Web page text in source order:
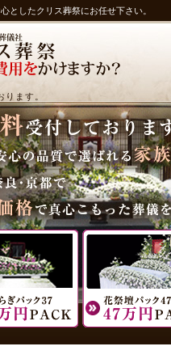
としたクリス葬祭にお任せ下さい。
ます。